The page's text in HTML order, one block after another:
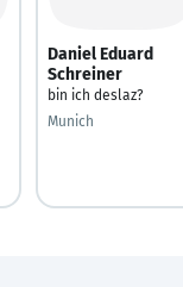
Daniel Eduard
Schreiner
bin ich deslaz?
Munich